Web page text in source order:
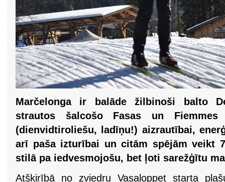
Marčelonga ir balāde žilbinoši balto
strautos šalcošo Fasas un
(dienvidtiroliešu, ladīņu!) aizrautībai,
arī paša izturībai un citām spējām veikt
stilā pa iedvesmojošu, bet ļoti sarežģītu
Atšķirībā no zviedru Vasaloppet starta